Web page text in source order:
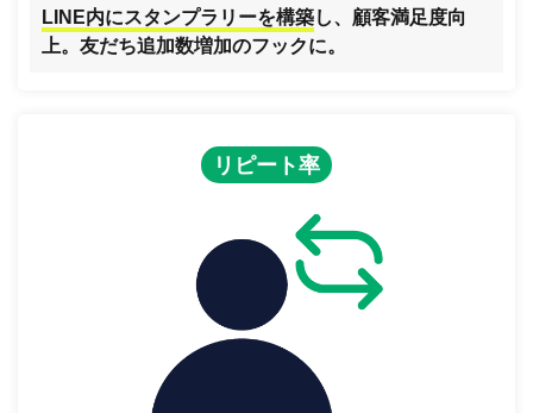
LINE内にスタンプラリーを構築し、顧客満足度向
上。友だち追加数増加のフックに。
リピート率